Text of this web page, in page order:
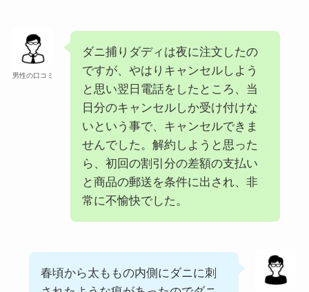
男性の口コミ
ダニ捕りダディは夜に注文したの
ですが、やはりキャンセルしよう
と思い翌日電話をしたところ、当
日分のキャンセルしか受け付けな
いという事で、キャンセルできま
せんでした。解約しようと思った
ら、初回の割引分の差額の支払い
と商品の郵送を条件に出され、非
常に不愉快でした。
春頃から太ももの内側にダニに刺